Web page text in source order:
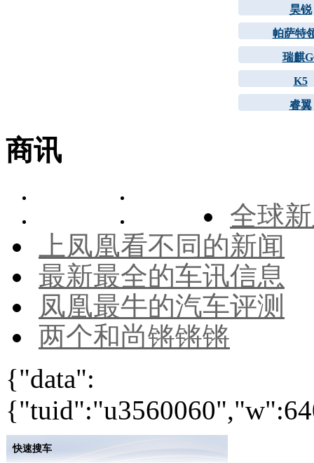
昊锐
帕萨特
瑞麒
K5
睿翼
商讯
全球
上凤凰看不同的新闻
最新最全的车讯信息
凤凰最牛的汽车评测
两个和尚锵锵锵
{"data":
快速搜车